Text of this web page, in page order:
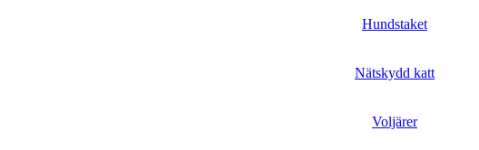
Hundstaket
Nätskydd katt
Voljärer